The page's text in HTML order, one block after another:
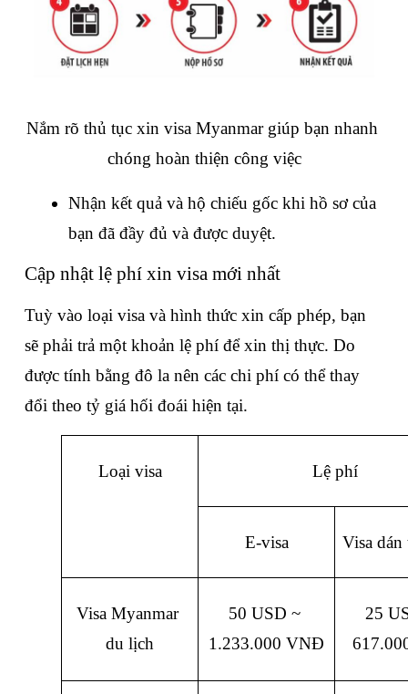
Nắm rõ thủ tục xin visa Myanmar giúp bạn nhanh
chóng hoàn thiện công việc
Nhận kết quả và hộ chiếu gốc khi hồ sơ của
bạn đã đầy đủ và được duyệt.
Cập nhật lệ phí xin visa mới nhất
Tuỳ vào loại visa và hình thức xin cấp phép, bạn
sẽ phải trả một khoản lệ phí để xin thị thực. Do
được tính bằng đô la nên các chi phí có thể thay
đổi theo tỷ giá hối đoái hiện tại.
Loại visa Lệ phí
E-visa Visa
Visa Myanmar
du lịch
50 USD ~
1.233.000 VNĐ
25